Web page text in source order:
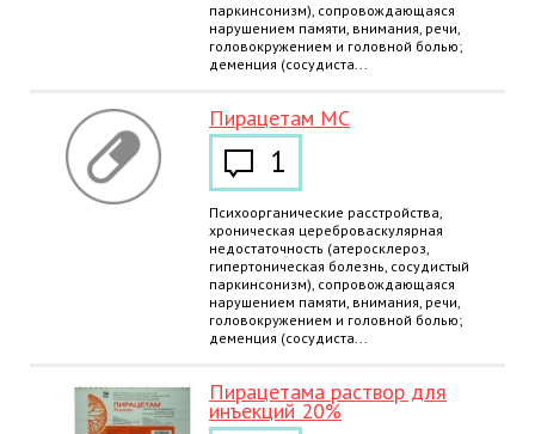
паркинсонизм), сопровождающаяся
нарушением памяти, внимания, речи,
головокружением и головной болью;
деменция (сосудиста...
Пирацетам МС
1
Психоорганические расстройства,
хроническая цереброваскулярная
недостаточность (атеросклероз,
гипертоническая болезнь, сосудистый
паркинсонизм), сопровождающаяся
нарушением памяти, внимания, речи,
головокружением и головной болью;
деменция (сосудиста...
Пирацетама раствор для
инъекций 20%